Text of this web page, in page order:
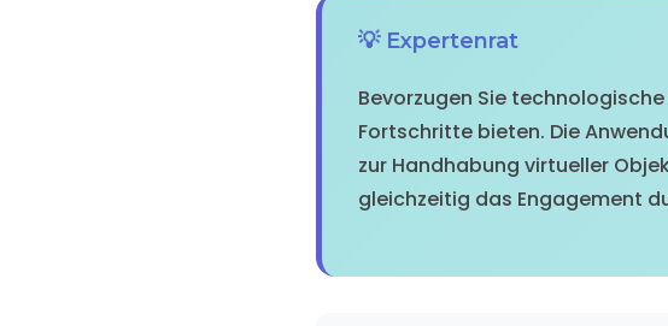
💡 Expertenrat
Bevorzugen Sie
Fortschritte bieten. Die
zur Handhabung virtueller
gleichzeitig das Engagement